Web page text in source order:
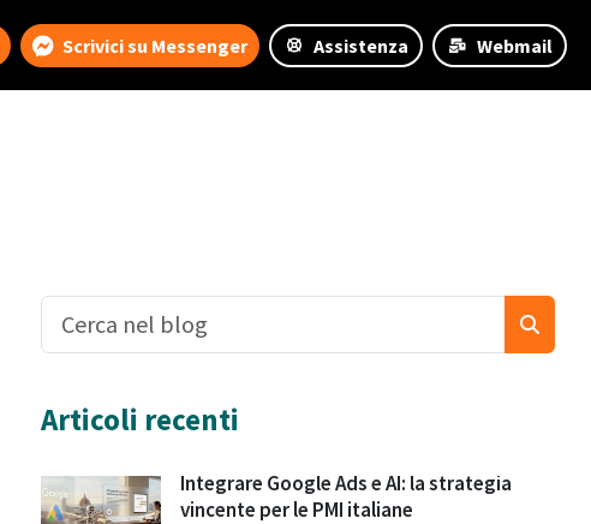
Scrivici su Messenger Assistenza Webmail
Articoli recenti
Integrare Google Ads e AI: la strategia
vincente per le PMI italiane